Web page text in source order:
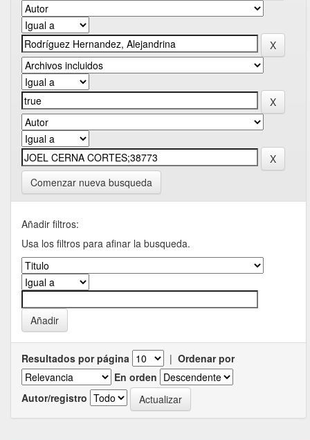
Comenzar nueva busqueda
Añadir filtros:
Usa los filtros para afinar la busqueda.
Resultados por página | Ordenar por
En orden
Autor/registro